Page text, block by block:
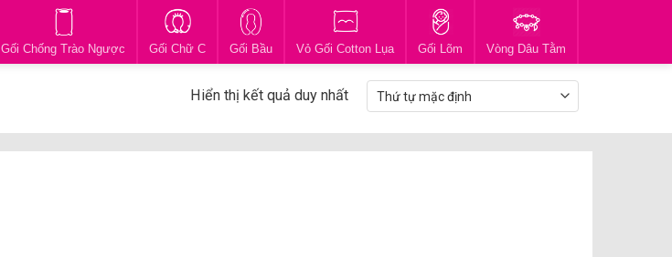
Gối Chống Trào Ngược Gối Chữ C Gối Bầu Vỏ Gối Cotton Lụa Gối Lõm Vòng Dâu Tằm
Hiển thị kết quả duy nhất